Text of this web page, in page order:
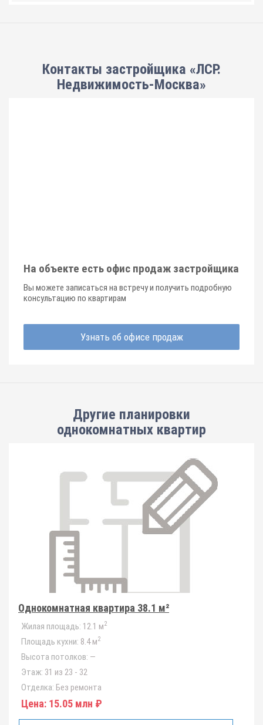
Контакты застройщика «ЛСР.
Недвижимость-Москва»
На объекте есть офис продаж застройщика
Вы можете записаться на встречу и получить подробную
консультацию по квартирам
Узнать об офисе продаж
Другие планировки
однокомнатных квартир
Однокомнатная квартира 38.1 м²
Жилая площадь: 12.1 м2
Площадь кухни: 8.4 м2
Высота потолков: —
Этаж: 31 из 23 - 32
Отделка: Без ремонта
Цена: 15.05 млн ₽